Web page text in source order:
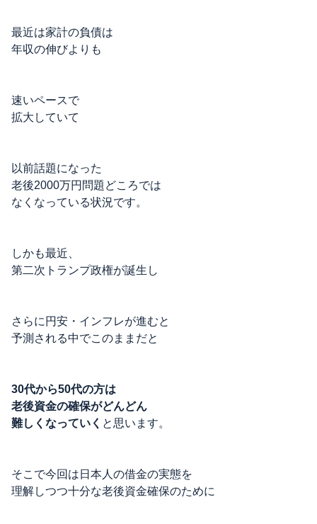
最近は家計の負債は
年収の伸びよりも
速いペースで
拡大していて
以前話題になった
老後2000万円問題どころでは
なくなっている状況です。
しかも最近、
第二次トランプ政権が誕生し
さらに円安・インフレが進むと
予測される中でこのままだと
30代から50代の方は
老後資金の確保がどんどん
難しくなっていく と思います。
そこで今回は日本人の借金の実態を
理解しつつ十分な老後資金確保のために